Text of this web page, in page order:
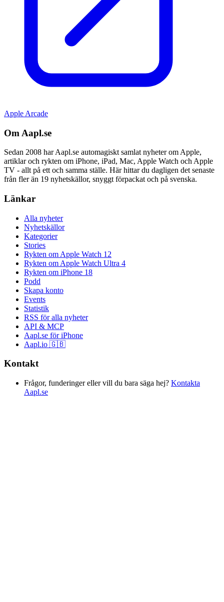
Apple Arcade
Om Aapl.se
Sedan 2008 har Aapl.se automagiskt samlat nyheter om Apple,
artiklar och rykten om iPhone, iPad, Mac, Apple Watch och Apple
TV - allt på ett och samma ställe. Här hittar du dagligen det senaste
från fler än 19 nyhetskällor, snyggt förpackat och på svenska.
Länkar
Alla nyheter
Nyhetskällor
Kategorier
Stories
Rykten om Apple Watch 12
Rykten om Apple Watch Ultra 4
Rykten om iPhone 18
Podd
Skapa konto
Events
Statistik
RSS för alla nyheter
API & MCP
Aapl.se för iPhone
Aapl.io 🇬🇧
Kontakt
Frågor, funderinger eller vill du bara säga hej? Kontakta
Aapl.se